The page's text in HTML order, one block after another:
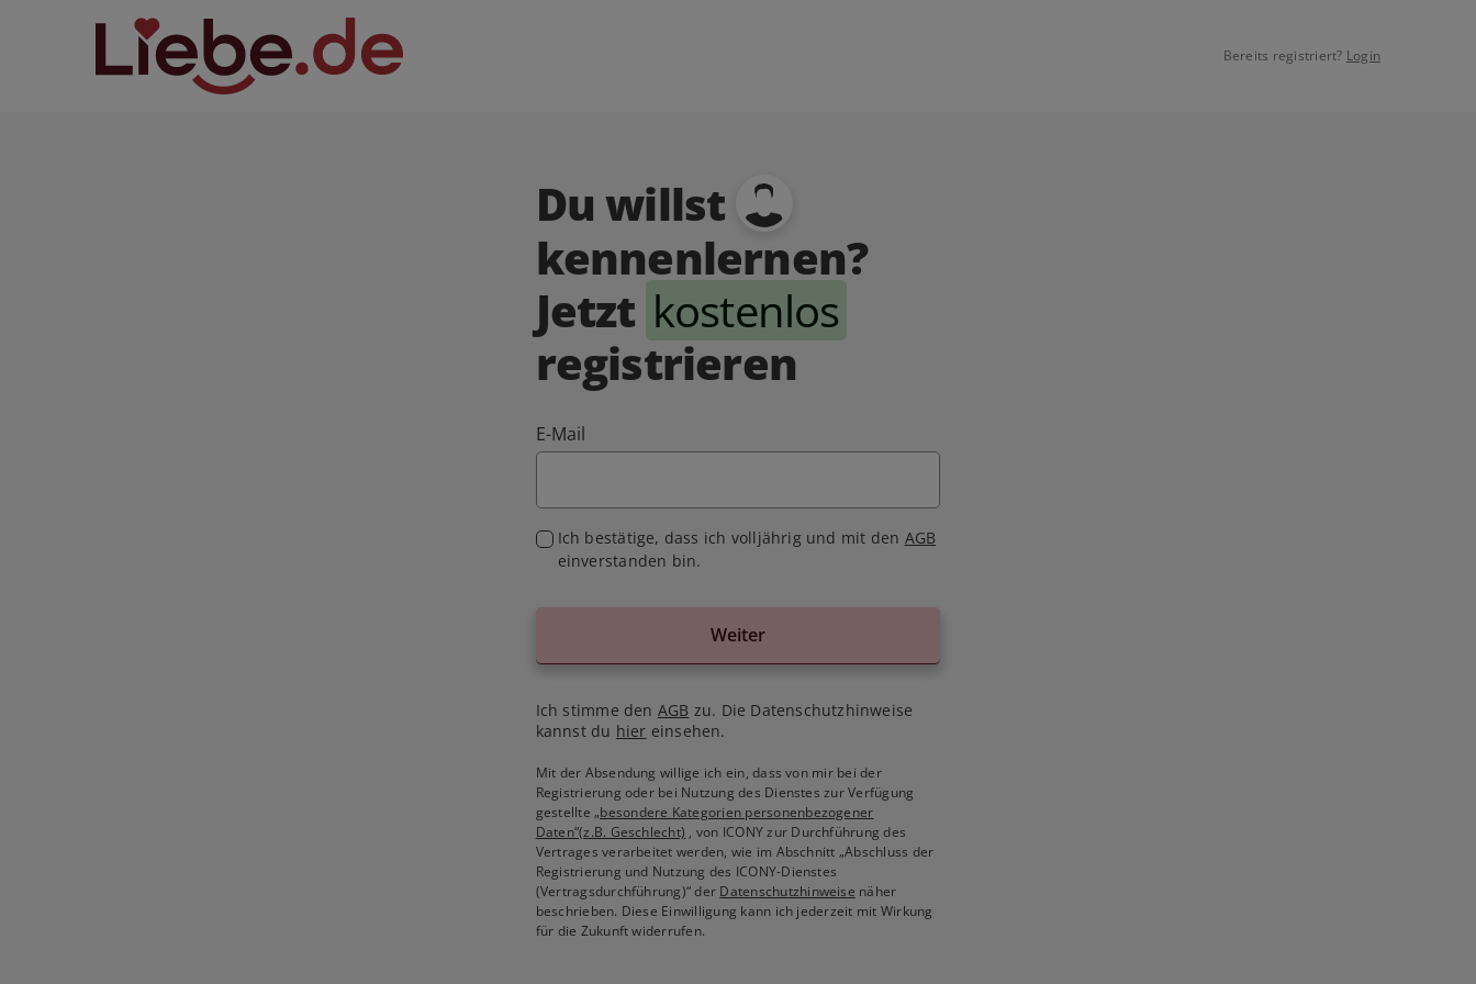
Bereits registriert? Login
Du willst
kennenlernen?
Jetzt kostenlos
registrieren
E-Mail
Ich bestätige, dass ich volljährig und mit den AGB
einverstanden bin.
Weiter
Ich stimme den AGB zu. Die Datenschutzhinweise
kannst du hier einsehen.
Mit der Absendung willige ich ein, dass von mir bei der
Registrierung oder bei Nutzung des Dienstes zur Verfügung
gestellte„besondere Kategorien personenbezogener
Daten“(z.B. Geschlecht) , von ICONY zur Durchführung des
Vertrages verarbeitet werden, wie im Abschnitt „Abschluss der
Registrierung und Nutzung des ICONY-Dienstes
(Vertragsdurchführung)“ der Datenschutzhinweise näher
beschrieben. Diese Einwilligung kann ich jederzeit mit Wirkung
für die Zukunft widerrufen.